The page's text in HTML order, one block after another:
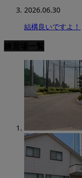
2026.06.30
結構良いですよ！